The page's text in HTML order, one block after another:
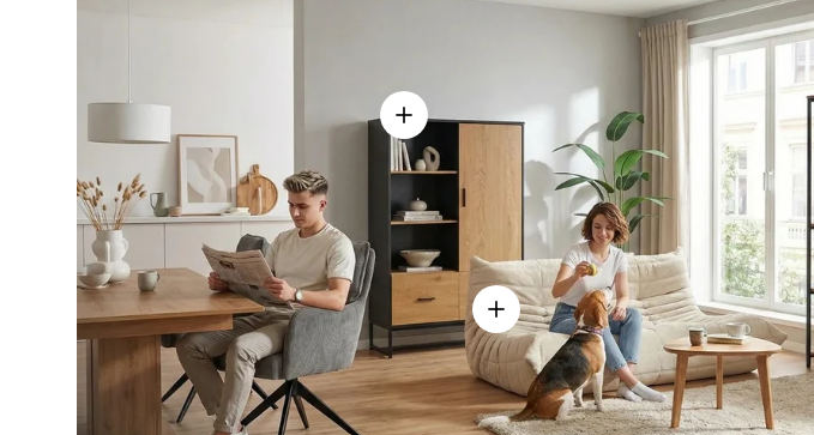
Voir les détails - AMIO H - Armoire de bureau
Voir les détails